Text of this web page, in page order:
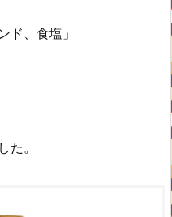
ド、食塩」
た。